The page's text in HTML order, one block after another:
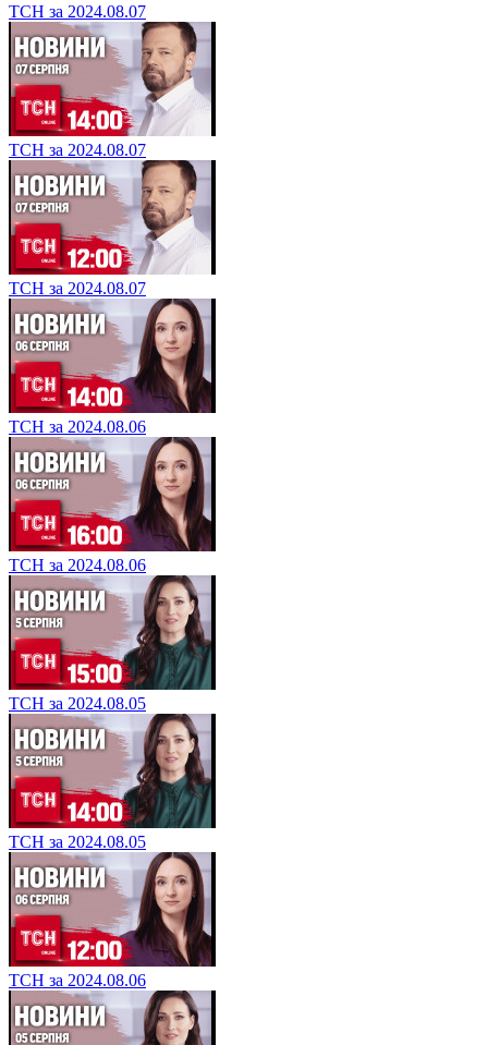
ТСН за 2024.08.07
ТСН за 2024.08.07
ТСН за 2024.08.07
ТСН за 2024.08.06
ТСН за 2024.08.06
ТСН за 2024.08.05
ТСН за 2024.08.05
ТСН за 2024.08.06